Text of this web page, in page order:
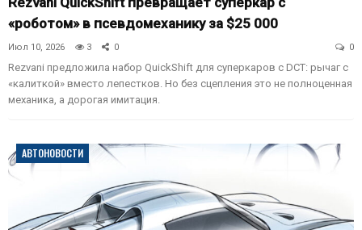
«роботом» в псевдомеханику за $25 000
Июл 10, 2026 3 0 0
Rezvani предложила набор QuickShift для суперкаров с DCT: рычаг с
«калиткой» вместо лепестков. Но без сцепления это не полноценная
механика, а дорогая имитация.
АВТОНОВОСТИ